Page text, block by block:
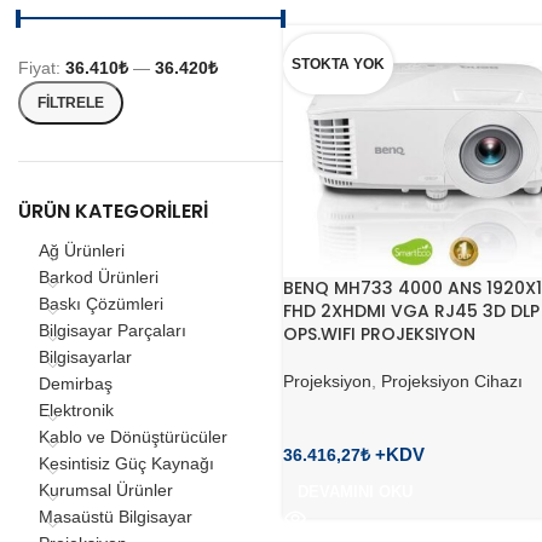
FILTRELE
Fiyat: 36.410₺ — 36.420₺
ÜRÜN KATEGORILERI
Ağ Ürünleri
Barkod Ürünleri
Baskı Çözümleri
Bilgisayar Parçaları
Bilgisayarlar
Demirbaş
Elektronik
Kablo ve Dönüştürücüler
Kesintisiz Güç Kaynağı
Kurumsal Ürünler
Masaüstü Bilgisayar
STOKTA YOK
BENQ MH733 4000 ANS
FHD 2XHDMI VGA RJ45 3D DLP
OPS.WIFI PROJEKSIYON
Projeksiyon Projeksiyon Cihazı
36.416,27₺